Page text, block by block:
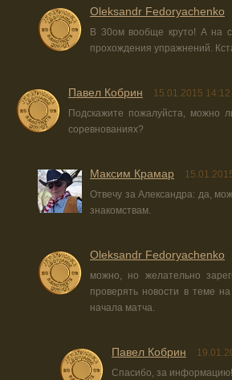
Oleksandr Fedoryachenko
В 30ом вообще круто! А на
прохождения упражнений.
Павел Кобрин 15.01.2015 14:12
Подскажите пожалуйста, можно
соревнованиях?
Максим Крамар
Отвечу за Александра: да,
знакомствам.
Oleksandr Fedoryachenko
можно, но желательно
проверять новости в теме
начала матча.
Павел Кобрин
Спасибо, за информацию!